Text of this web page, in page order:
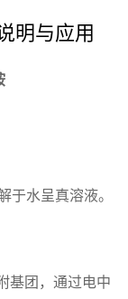
明与应用
水呈真溶液。
基团，通过电中